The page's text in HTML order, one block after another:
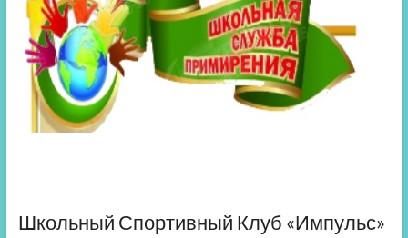
Школьный Спортивный Клуб «Импульс»